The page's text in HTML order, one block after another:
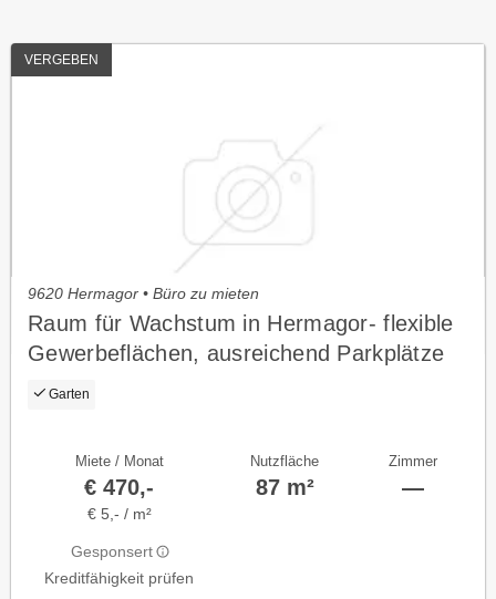
VERGEBEN
9620 Hermagor • Büro zu mieten
Raum für Wachstum in Hermagor- flexible
Gewerbeflächen, ausreichend Parkplätze
und Erweiterungspotenzial
Garten
Miete / Monat
€ 470,-
€ 5,- / m²
Gesponsert
Kreditfähigkeit prüfen
Nutzfläche
87 m²
Zimmer
—